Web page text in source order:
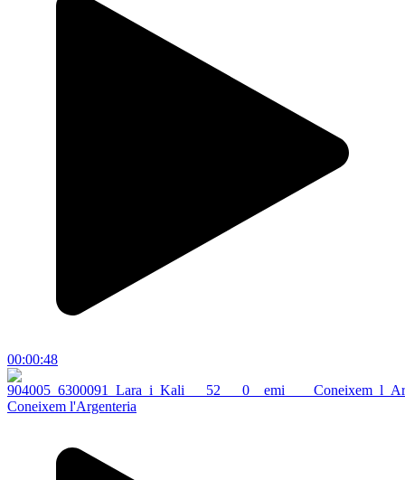
00:00:48
Coneixem l'Argenteria